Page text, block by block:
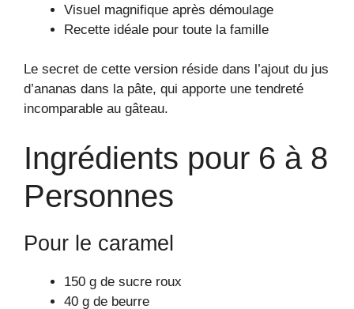
Visuel magnifique après démoulage
Recette idéale pour toute la famille
Le secret de cette version réside dans l’ajout du jus
d’ananas dans la pâte, qui apporte une tendreté
incomparable au gâteau.
Ingrédients pour 6 à 8
Personnes
Pour le caramel
150 g de sucre roux
40 g de beurre